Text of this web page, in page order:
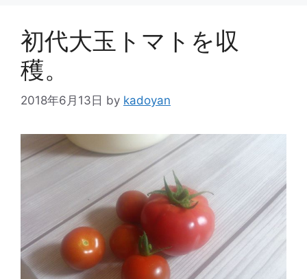
初代大玉トマトを収
穫。
2018年6月13日 by kadoyan